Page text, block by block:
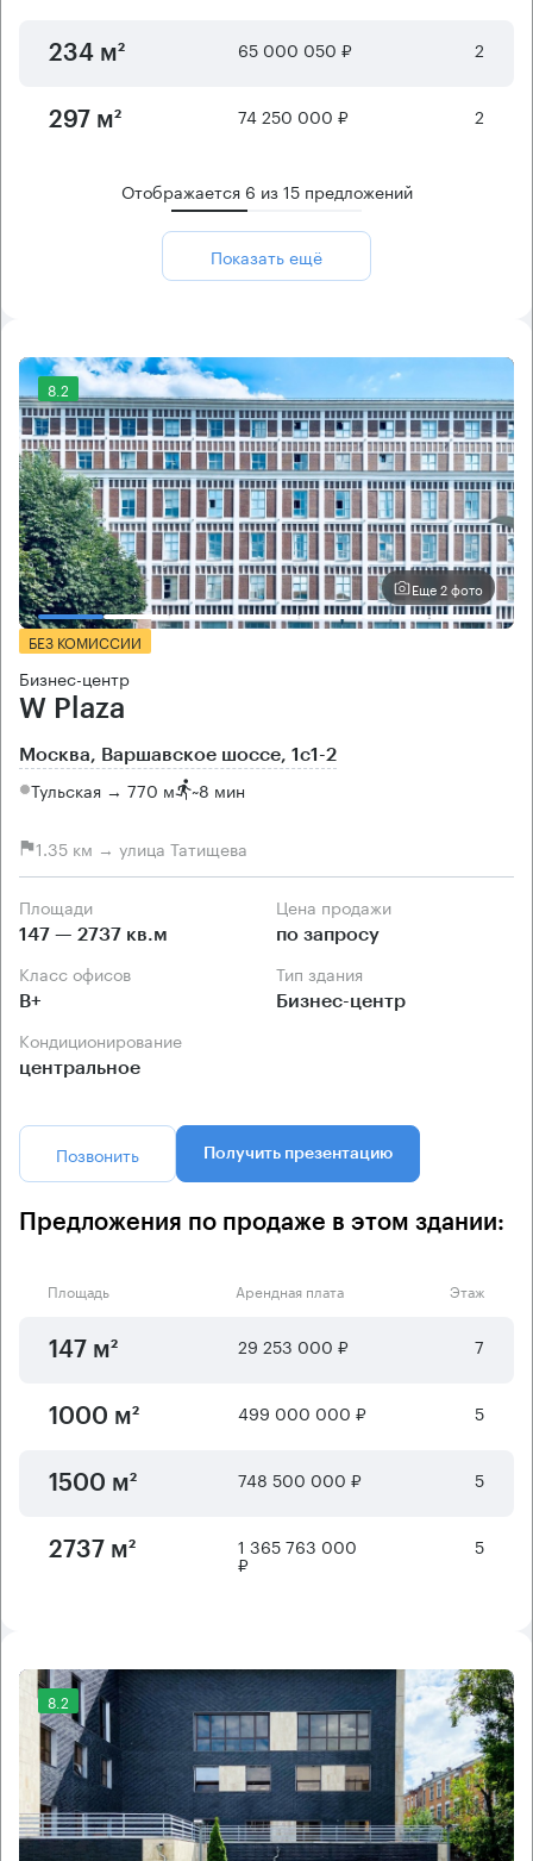
234 м² 65 000 050 ₽ 2
297 м² 74 250 000 ₽ 2
Отображается 6 из15предложений
Показать ещё
8.2
Еще 2 фото
БЕЗ КОМИССИИ
Бизнес-центр
W Plaza
Москва, Варшавское шоссе, 1с1-2
Тульская → 770 м ~8 мин
1.35 км → улица Татищева
Площади
147 — 2737 кв.м
Цена продажи
по запросу
Класс офисов
B+
Тип здания
Бизнес-центр
Кондиционирование
центральное
Позвонить Получить презентацию
Предложения по продаже в этом здании:
Площадь Арендная плата Этаж
147 м² 29 253 000 ₽ 7
1000 м² 499 000 000 ₽ 5
1500 м² 748 500 000 ₽ 5
2737 м² 1 365 763 000
₽
5
8.2